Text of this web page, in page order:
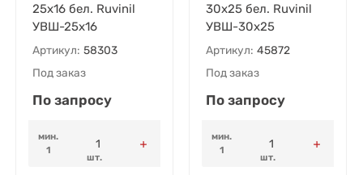
25х16 бел. Ruvinil
УВШ-25х16
Артикул: 58303
Под заказ
По запросу
мин.
1
шт.
30х25 бел. Ruvinil
УВШ-30х25
Артикул: 45872
Под заказ
По запросу
мин.
1
шт.